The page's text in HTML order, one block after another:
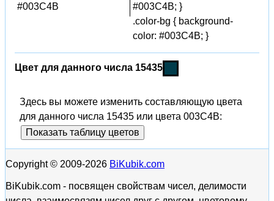
#003C4B
#003C4B; }
.color-bg { background-
color: #003C4B; }
Цвет для данного числа 15435
Здесь вы можете изменить составляющую цвета
для данного числа 15435 или цвета 003C4B:
Показать таблицу цветов
Copyright © 2009-2026 BiKubik.com
BiKubik.com - посвящен свойствам чисел, делимости